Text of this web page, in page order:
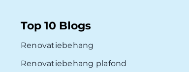
Top 10 Blogs
Renovatiebehang
Renovatiebehang plafond